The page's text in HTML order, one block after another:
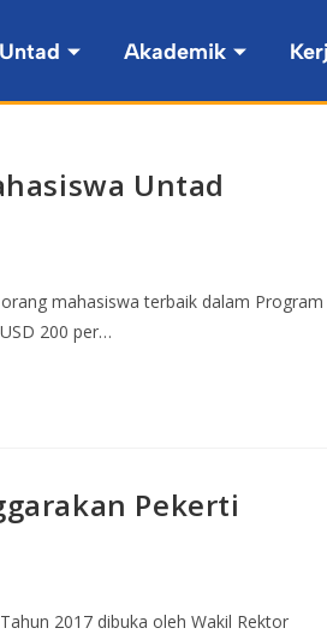
Akademik
Untad
mahasiswa terbaik dalam Program
200 per…
Pekerti
2017 dibuka oleh Wakil Rektor